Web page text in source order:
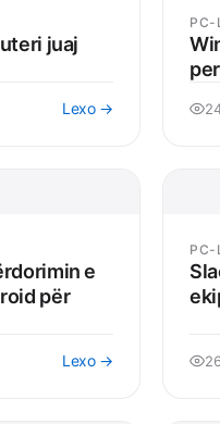
juaj
Lexo →
PC-
e
për
Lexo →
PC-